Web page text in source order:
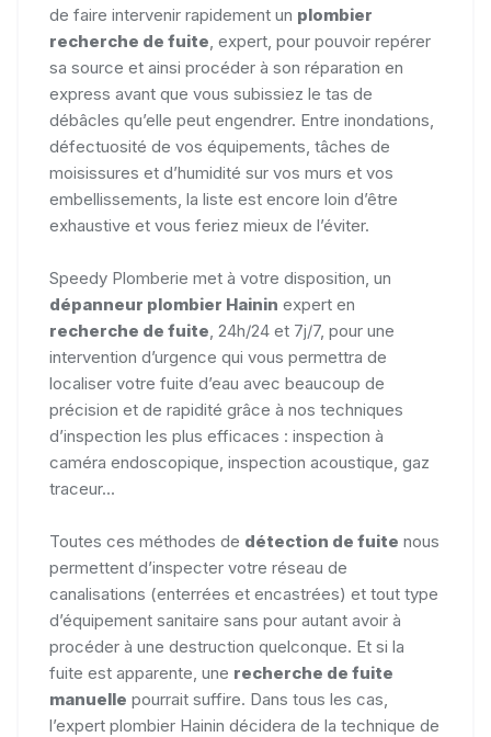
de faire intervenir rapidement un plombier
recherche de fuite , expert, pour pouvoir repérer
sa source et ainsi procéder à son réparation en
express avant que vous subissiez le tas de
débâcles qu’elle peut engendrer. Entre inondations,
défectuosité de vos équipements, tâches de
moisissures et d’humidité sur vos murs et vos
embellissements, la liste est encore loin d’être
exhaustive et vous feriez mieux de l’éviter.
Speedy Plomberie met à votre disposition, un
dépanneur plombier Hainin expert en
recherche de fuite , 24h/24 et 7j/7, pour une
intervention d’urgence qui vous permettra de
localiser votre fuite d’eau avec beaucoup de
précision et de rapidité grâce à nos techniques
d’inspection les plus efficaces : inspection à
caméra endoscopique, inspection acoustique, gaz
traceur...
Toutes ces méthodes de détection de fuite nous
permettent d’inspecter votre réseau de
canalisations (enterrées et encastrées) et tout type
d’équipement sanitaire sans pour autant avoir à
procéder à une destruction quelconque. Et si la
fuite est apparente, une recherche de fuite
manuelle pourrait suffire. Dans tous les cas,
l’expert plombier Hainin décidera de la technique de